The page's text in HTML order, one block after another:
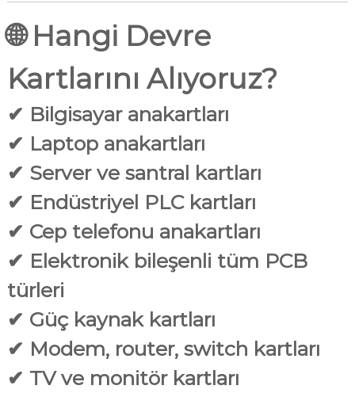
🌐Hangi Devre
Kartlarını Alıyoruz?
✔ Bilgisayar anakartları
✔ Laptop anakartları
✔ Server ve santral kartları
✔ Endüstriyel PLC kartları
✔ Cep telefonu anakartları
✔ Elektronik bileşenli tüm PCB
türleri
✔ Güç kaynak kartları
✔ Modem, router, switch kartları
✔ TV ve monitör kartları